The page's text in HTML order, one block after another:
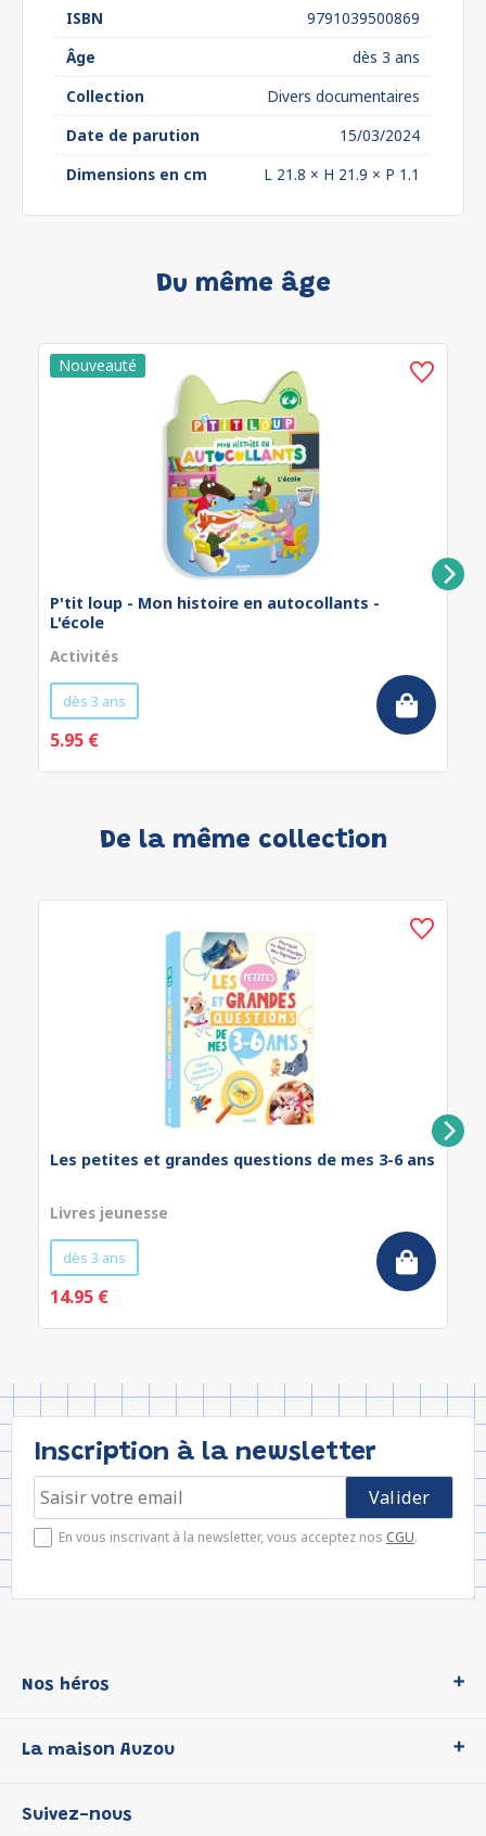
ISBN
9791039500869
Âge
dès 3 ans
Collection
Divers documentaires
Date de parution
15/03/2024
Dimensions en cm
L 21.8 × H 21.9 × P 1.1
Du même âge
P'tit loup - Mon histoire en autocollants -
L'école
Activités
dès 3 ans
5.95 €
De la même collection
Les petites et grandes questions de mes 3-6 ans
Livres jeunesse
dès 3 ans
14.95 €
Inscription à la newsletter
En vous inscrivant à la newsletter, vous acceptez nos CGU.
Nos héros
P'tit Loup
Les Influenceuses
La maison Auzou
Notre histoire
Suivez-nous